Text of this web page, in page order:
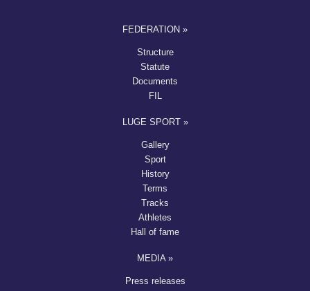
FEDERATION »
Structure
Statute
Documents
FIL
LUGE SPORT »
Gallery
Sport
History
Terms
Tracks
Athletes
Hall of fame
MEDIA »
Press releases